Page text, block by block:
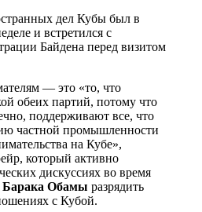
дел Кубы был в
и встретился с
Байдена перед визитом
— это «то, что
обеих партий, потому что
поддерживают все, что
частной промышленности
на Кубе»,
который активно
дискуссиях во время
Барака Обамы разрядить
с Кубой.